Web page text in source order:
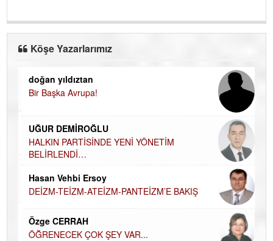
Köşe Yazarlarımız
doğan yıldıztan
Bir Başka Avrupa!
UĞUR DEMİROĞLU
HALKIN PARTİSİNDE YENİ YÖNETİM
BELİRLENDİ…
Hasan Vehbi Ersoy
DEİZM-TEİZM-ATEİZM-PANTEİZM’E BAKIŞ
Özge CERRAH
ÖĞRENECEK ÇOK ŞEY VAR...